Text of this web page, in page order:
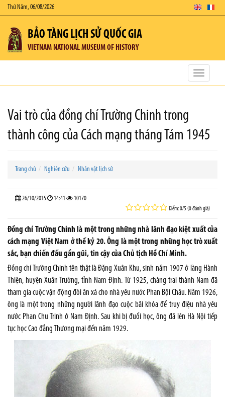
Thứ Năm, 06/08/2026
BẢO TÀNG LỊCH SỬ QUỐC GIA
VIETNAM NATIONAL MUSEUM OF HISTORY
Toggle
Vai trò của đồng chí Trường Chinh trong
thành công của Cách mạng tháng Tám 1945
Trang chủ Nghiên cứu Nhân vật lịch sử
26/10/2015 14:41 10170
Điểm: 0/5 (0 đánh giá)
Đồng chí Trường Chinh là một trong những nhà lãnh đạo kiệt xuất của
cách mạng Việt Nam ở thế kỷ 20. Ông là một trong những học trò xuất
sắc, bạn chiến đấu gần gũi, tin cậy của Chủ tịch Hồ Chí Minh.
Đồng chí Trường Chinh tên thật là Đặng Xuân Khu, sinh năm 1907 ở làng Hành
Thiện, huyện Xuân Trường, tỉnh Nam Định. Từ 1925, chàng trai thành Nam đã
tham gia cuộc vận động đòi ân xá cho nhà yêu nước Phan Bội Châu. Năm 1926,
ông là một trong những người lãnh đạo cuộc bãi khóa để truy điệu nhà yêu
nước Phan Chu Trinh ở Nam Định. Sau khi bị đuổi học, ông đã lên Hà Nội tiếp
tục học Cao đẳng Thương mại đến năm 1929.